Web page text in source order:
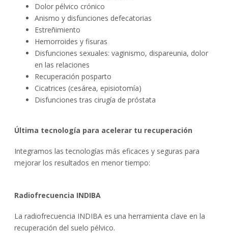
Dolor pélvico crónico
Anismo y disfunciones defecatorias
Estreñimiento
Hemorroides y fisuras
Disfunciones sexuales: vaginismo, dispareunia, dolor
en las relaciones
Recuperación posparto
Cicatrices (cesárea, episiotomía)
Disfunciones tras cirugía de próstata
Última tecnología para acelerar tu recuperación
Integramos las tecnologías más eficaces y seguras para
mejorar los resultados en menor tiempo:
Radiofrecuencia INDIBA
La radiofrecuencia INDIBA es una herramienta clave en la
recuperación del suelo pélvico.